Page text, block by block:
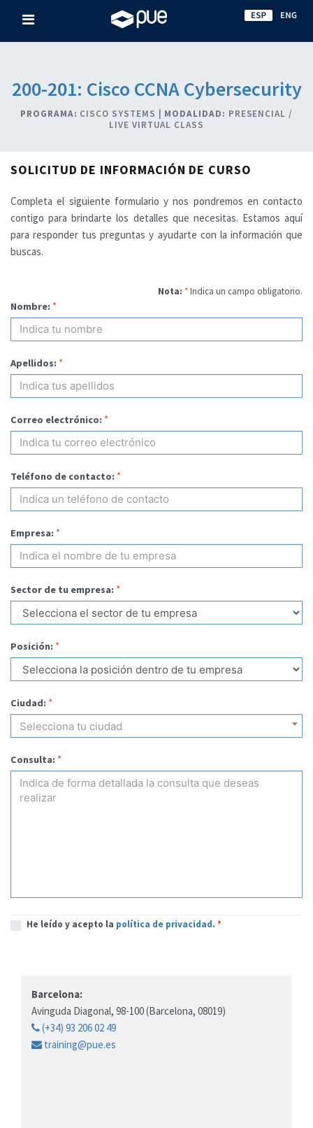
200-201: Cisco CCNA Cybersecurity
PROGRAMA: CISCO SYSTEMS | MODALIDAD: PRESENCIAL /
LIVE VIRTUAL CLASS
SOLICITUD DE INFORMACIÓN DE CURSO
Completa el siguiente formulario y nos pondremos en contacto
contigo para brindarte los detalles que necesitas. Estamos aquí
para responder tus preguntas y ayudarte con la información que
buscas.
Nota: *Indica un campo obligatorio.
Nombre: *
Apellidos: *
Correo electrónico: *
Teléfono de contacto: *
Empresa: *
Sector de tu empresa: *
Posición: *
Ciudad: *
Selecciona tu ciudad
Consulta: *
He leído y acepto la política de privacidad. *
Barcelona:
Avinguda Diagonal, 98-100 (Barcelona, 08019)
(+34) 93 206 02 49
training@pue.es